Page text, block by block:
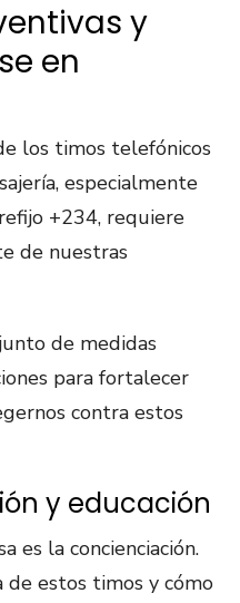
y
en
los timos telefónicos
especialmente
+234, requiere
de nuestras
de medidas
para fortalecer
contra estos
y educación
es la concienciación.
estos timos y cómo